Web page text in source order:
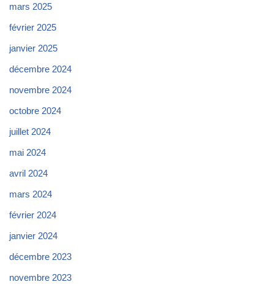
mars 2025
février 2025
janvier 2025
décembre 2024
novembre 2024
octobre 2024
juillet 2024
mai 2024
avril 2024
mars 2024
février 2024
janvier 2024
décembre 2023
novembre 2023